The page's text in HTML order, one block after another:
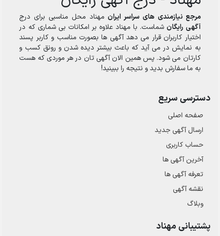
مرجع نیازمندی های سراسر ایران مهناد محل مناسبی برای درج
آگهی رایگان شماست. با مهناد علاوه بر امکانات بی شماری که در
اختیار کاربران قرار می دهد آگهی ها بصورت مناسب و کاربر پسند
به نمایش در می آید که باعث بیشتر دیده شدن و رونق کسب و
کارتان می شود. پس همین الان آگهی تان در هر موردی که هست
به ما سفارش بدید و نتیجه را ببینید!
دسترسی سریع
صفحه اصلی
ارسال‌ آگهی جدید
حساب کاربری
آخرین آگهی ها
تعرفه آگهی ها
نقشه آگهی
وبلاگ
پشتیبانی مهناد